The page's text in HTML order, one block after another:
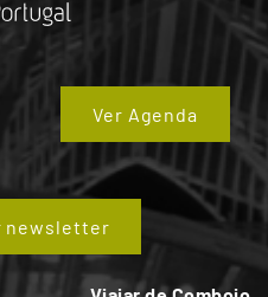
Ver Agenda
newsletter